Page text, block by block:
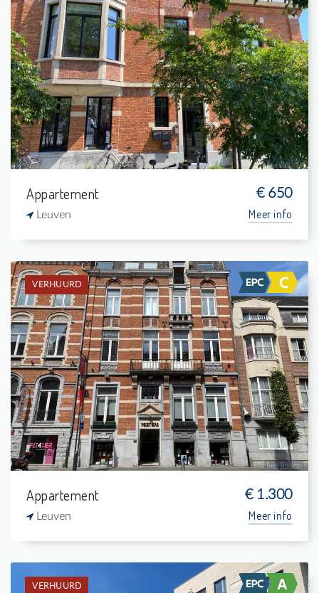
Verhuurd: Studentenkamer
-
-
1
15 m²
Appartement € 650
Leuven Meer info
VERHUURD
Verhuurd: Appartement
3
4 m²
1
127 m²
Appartement € 1.300
Leuven Meer info
VERHUURD